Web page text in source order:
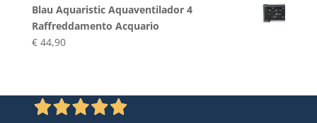
€ 54,40.€ 37,90.
originale
era:
€ 3,10.
attuale
è:
Blau Aquaristic Aquaventilador 4
Raffreddamento Acquario
€44,90